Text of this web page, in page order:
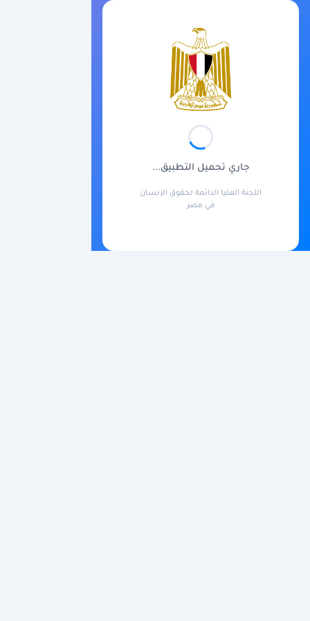
جاري تحميل التطبيق...
اللجنة العليا الدائمة لحقوق الإنسان
في مصر